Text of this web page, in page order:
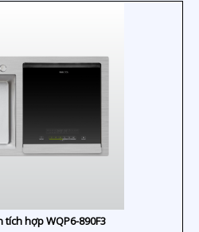
hợp WQP6-890F3